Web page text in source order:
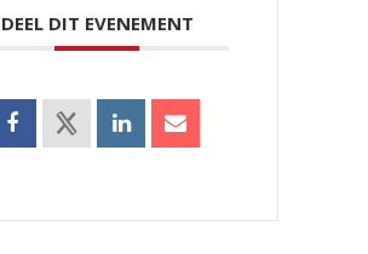
DEEL DIT EVENEMENT